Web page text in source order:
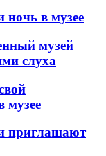
в музее
музей
слуха
музее
приглашают